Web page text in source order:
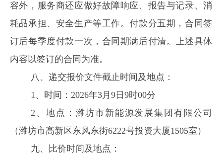
容外，服务商还应做好故障响应、报告与记录、消
耗品承担、安全生产等工作。付款分五期，合同签
订后每季度付款一次，合同期满后付清。 上述具体
内容以签订的合同为准。
八 、递交报价文件截止时间及地点：
1、时间：2026年3月9 日9时00分
2 、地点：潍坊市新能源发展集团有限公司
（潍坊市高新区东风东街6222号投资大厦1505室）
九、 比价时间及地点 ：